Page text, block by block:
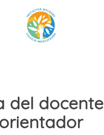
del docente
orientador